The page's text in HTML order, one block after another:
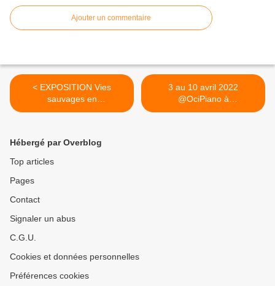
Ajouter un commentaire
< EXPOSITION Vies
sauvages en
@RCValdeLoire ​ par...
3 au 10 avril 2022
@OciPiano à
@OrleansMetropol ... >
Hébergé par Overblog
Top articles
Pages
Contact
Signaler un abus
C.G.U.
Cookies et données personnelles
Préférences cookies